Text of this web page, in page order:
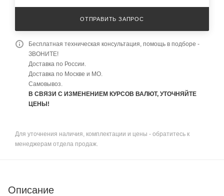
ОТПРАВИТЬ ЗАПРОС
Бесплатная техническая консультация, помощь в подборе -
ЗВОНИТЕ!
Доставка по России.
Доставка по Москве и МО.
Самовывоз.
В СВЯЗИ С ИЗМЕНЕНИЕМ КУРСОВ ВАЛЮТ, УТОЧНЯЙТЕ
ЦЕНЫ!
Для уточнения наличия, комплектации и цены - обратитесь к
менеджерам отдела продаж.
Описание